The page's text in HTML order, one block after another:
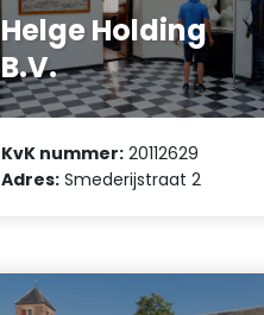
Helge Holding
B.V.
KvK nummer: 20112629
Adres: Smederijstraat 2